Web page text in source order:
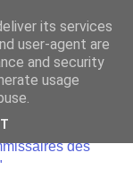
des
its services
user-agent are
and security
usage